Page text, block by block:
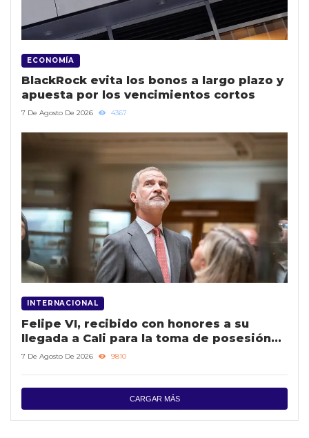
ECONOMÍA
BlackRock evita los bonos a largo plazo y
apuesta por los vencimientos cortos
7 De Agosto De 2026 4367
INTERNACIONAL
Felipe VI, recibido con honores a su
llegada a Cali para la toma de posesión
de De la Espriella
7 De Agosto De 2026 9810
CARGAR MÁS